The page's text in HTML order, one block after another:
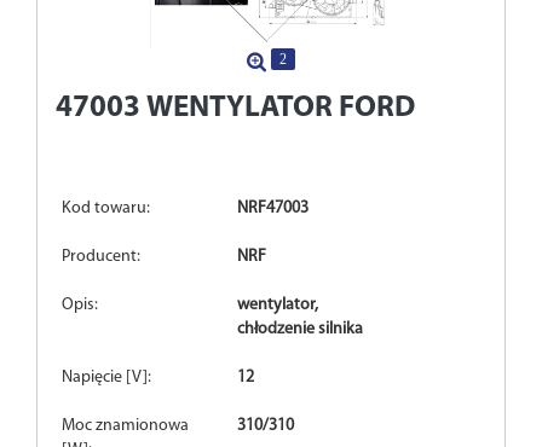
2
47003 WENTYLATOR FORD
Kod towaru: NRF47003
Producent: NRF
Opis:
wentylator,
chłodzenie silnika
Napięcie [V]: 12
Moc znamionowa
310/310